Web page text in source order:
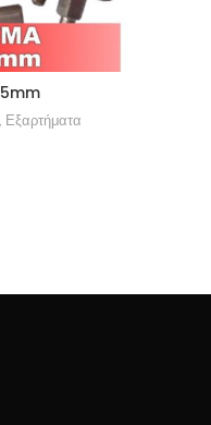
, Εξαρτήματα